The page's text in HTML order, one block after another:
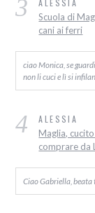
3 ALESSIA
Scuola di
cani ai ferri
ciao Monica, se
non li cuci e lì si
4 ALESSIA
Maglia,
comprare da
Ciao Gabriella, beata